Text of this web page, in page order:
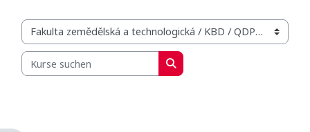
Kursbereiche
Kurse suchen
Kurse suchen